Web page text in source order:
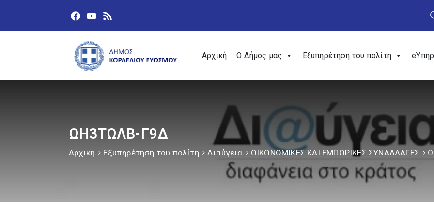
Αρχική Ο Δήμος μας Εξυπηρέτηση του πολίτη
ΩΗ3ΤΩΛΒ-Γ9Δ
Αρχική Εξυπηρέτηση του πολίτη Διαύγεια ΟΙΚΟΝΟΜΙΚΕΣ ΚΑΙ ΕΜΠΟΡΙΚΕΣ ΣΥΝΑΛΛΑΓΕΣ